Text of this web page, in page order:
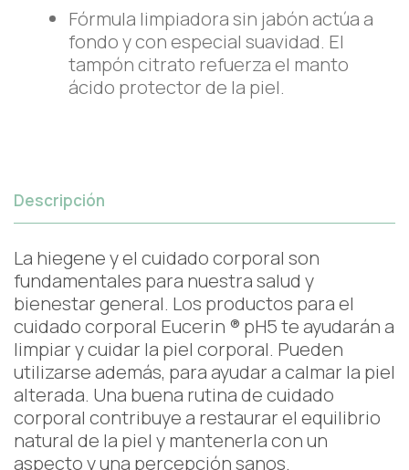
Fórmula limpiadora sin jabón actúa a
fondo y con especial suavidad. El
tampón citrato refuerza el manto
ácido protector de la piel.
Descripción
La hiegene y el cuidado corporal son
fundamentales para nuestra salud y
bienestar general. Los productos para el
cuidado corporal Eucerin ® pH5 te ayudarán a
limpiar y cuidar la piel corporal. Pueden
utilizarse además, para ayudar a calmar la piel
alterada. Una buena rutina de cuidado
corporal contribuye a restaurar el equilibrio
natural de la piel y mantenerla con un
aspecto y una percepción sanos.